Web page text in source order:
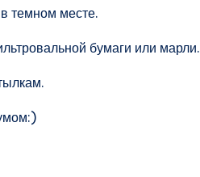
темном месте.
бумаги или марли.